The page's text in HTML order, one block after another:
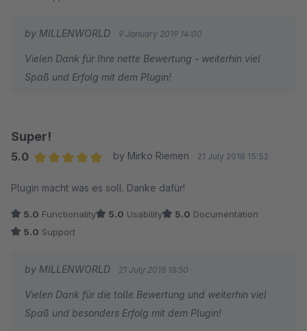
by MILLENWORLD 9 January 2019 14:00
Vielen Dank für Ihre nette Bewertung - weiterhin viel
Spaß und Erfolg mit dem Plugin!
Super!
5.0
by Mirko Riemen 21 July 2018 15:52
Plugin macht was es soll. Danke dafür!
5.0 Functionality 5.0 Usability 5.0 Documentation
5.0 Support
by MILLENWORLD 21 July 2018 18:50
Vielen Dank für die tolle Bewertung und weiterhin viel
Spaß und besonders Erfolg mit dem Plugin!